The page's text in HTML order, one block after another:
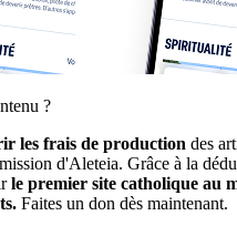
?
les frais de production des
d'Aleteia. Grâce à la
le premier site catholique au
Faites un don dès maintenant.